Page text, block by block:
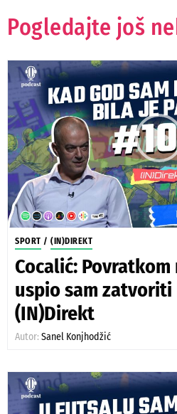
Pogledajte još
SPORT / (IN)DIREKT
Cocalić: Povratkom
uspio sam zatvoriti
(IN)Direkt
Autor: Sanel Konjhodžić